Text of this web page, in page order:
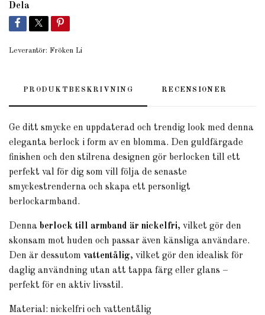
Dela
Leverantör: Fröken Li
PRODUKTBESKRIVNING RECENSIONER
Ge ditt smycke en uppdaterad och trendig look med denna
eleganta berlock i form av en blomma. Den guldfärgade
finishen och den stilrena designen gör berlocken till ett
perfekt val för dig som vill följa de senaste
smyckestrenderna och skapa ett personligt
berlockarmband.
Denna berlock till armband är nickelfri, vilket gör den
skonsam mot huden och passar även känsliga användare.
Den är dessutom vattentålig, vilket gör den idealisk för
daglig användning utan att tappa färg eller glans –
perfekt för en aktiv livsstil.
Material: nickelfri och vattentålig